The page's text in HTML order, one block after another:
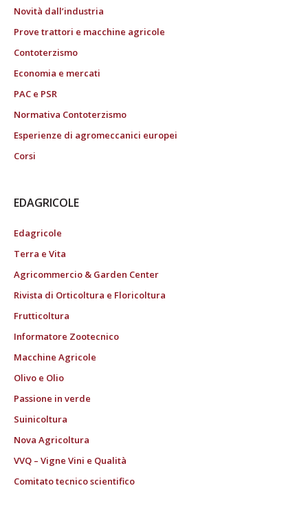
Novità dall’industria
Prove trattori e macchine agricole
Contoterzismo
Economia e mercati
PAC e PSR
Normativa Contoterzismo
Esperienze di agromeccanici europei
Corsi
EDAGRICOLE
Edagricole
Terra e Vita
Agricommercio & Garden Center
Rivista di Orticoltura e Floricoltura
Frutticoltura
Informatore Zootecnico
Macchine Agricole
Olivo e Olio
Passione in verde
Suinicoltura
Nova Agricoltura
VVQ – Vigne Vini e Qualità
Comitato tecnico scientifico